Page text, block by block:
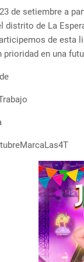
de setiembre a
distrito de La
de esta
prioridad en una